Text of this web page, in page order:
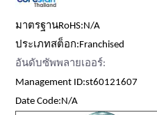
มาตรฐานRoHS:N/A
ประเภทสต็อก:Franchised
อันดับซัพพลายเออร์:
Management ID:st60121607
Date Code:N/A